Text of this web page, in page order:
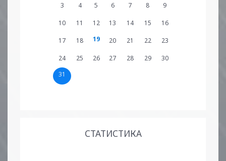
3 4 5 6 7 8 9
10 11 12 13 14 15 16
17 18 19 20 21 22 23
24 25 26 27 28 29
30
31
СТАТИСТИКА